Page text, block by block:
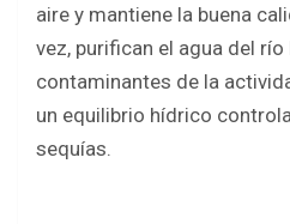
aire y mantiene la buena
vez, purifican el agua del
contaminantes de la
un equilibrio hídrico
sequías.